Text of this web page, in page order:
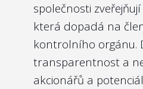
společnosti
která dopadá na
kontrolního orgánu.
transparentnost a
akcionářů a